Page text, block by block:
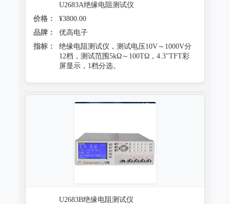
U2683A绝缘电阻测试仪
价格：
¥3800.00
品牌：
优高电子
指标：
绝缘电阻测试仪，测试电压10V～1000V分
12档，测试范围5kΩ～100TΩ，4.3"TFT彩
屏显示，1档分选。
U2683B绝缘电阻测试仪